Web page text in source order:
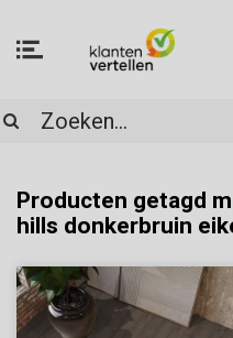
Producten getagd
hills donkerbruin